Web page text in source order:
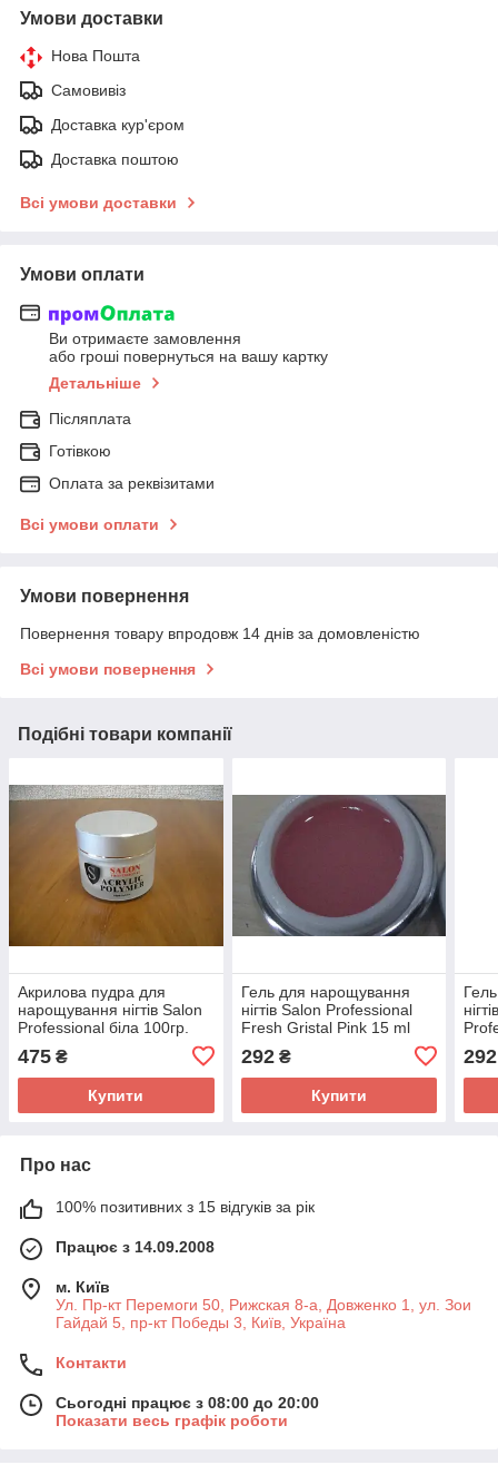
Умови доставки
Нова Пошта
Самовивіз
Доставка кур'єром
Доставка поштою
Всі умови доставки
Умови оплати
Ви отримаєте замовлення
або гроші повернуться на вашу картку
Детальніше
Післяплата
Готівкою
Оплата за реквізитами
Всі умови оплати
Умови повернення
Повернення товару впродовж 14 днів за домовленістю
Всі умови повернення
Подібні товари компанії
Акрилова пудра для
нарощування нігтів Salon
Professional біла 100гр.
475 ₴
Купити
Гель для нарощування
нігтів Salon Professional
Fresh Gristal Pink 15 ml
292₴
Купити
292
Про нас
100% позитивних з 15 відгуків за рік
Працює з 14.09.2008
м. Київ
Ул. Пр-кт Перемоги 50, Рижская 8-а, Довженко 1, ул. Зои
Гайдай 5, пр-кт Победы 3, Київ, Україна
Контакти
Сьогодні працює з 08:00 до 20:00
Показати весь графік роботи